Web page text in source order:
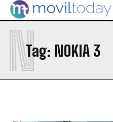
Tag: NOKIA 3
N